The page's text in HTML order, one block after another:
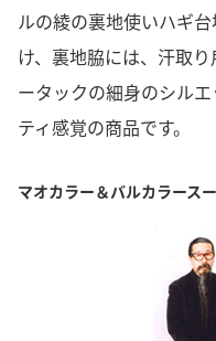
ルの綾の裏地使いハギ
け、裏地脇には、汗取
ータックの細身のシル
ティ感覚の商品です。
マオカラー＆バルカラース